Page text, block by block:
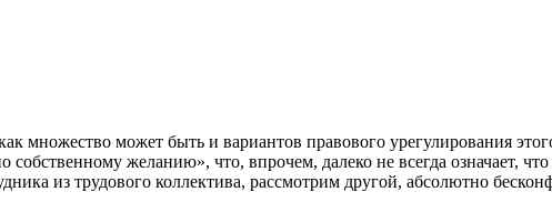
множество может быть и вариантов правового урегулирования
желанию», что, впрочем, далеко не всегда означает, что
из трудового коллектива, рассмотрим другой, абсолютно